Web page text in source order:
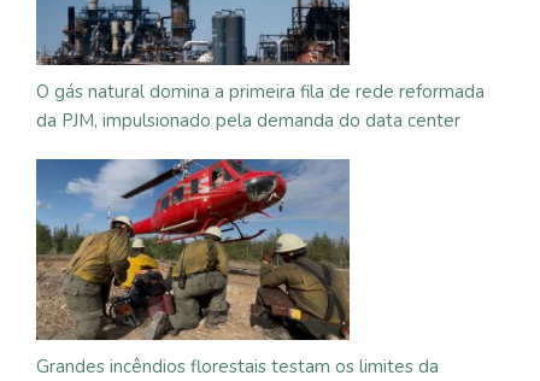
O gás natural domina a primeira fila de rede reformada
da PJM, impulsionado pela demanda do data center
Grandes incêndios florestais testam os limites da